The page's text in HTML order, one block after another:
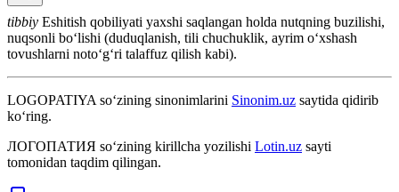
tibbiy Eshitish qobiliyati yaxshi saqlangan holda nutqning buzilishi,
nuqsonli boʻlishi (duduqlanish, tili chuchuklik, ayrim oʻxshash
tovushlarni notoʻgʻri talaffuz qilish kabi).
LOGOPATIYA so‘zining sinonimlarini Sinonim.uz saytida qidirib
ko‘ring.
ЛОГОПАТИЯ so‘zining kirillcha yozilishi Lotin.uz sayti
tomonidan taqdim qilingan.